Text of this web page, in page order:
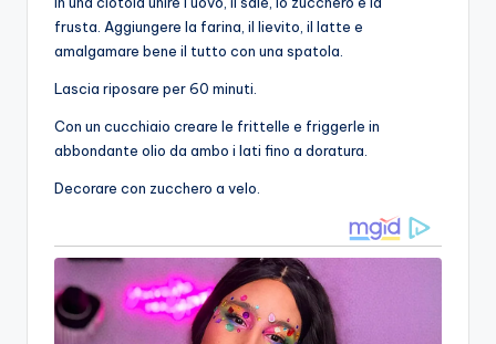
frusta. Aggiungere la farina, il lievito, il latte e
amalgamare bene il tutto con una spatola.
Lascia riposare per 60 minuti.
Con un cucchiaio creare le frittelle e friggerle in
abbondante olio da ambo i lati fino a doratura.
Decorare con zucchero a velo.